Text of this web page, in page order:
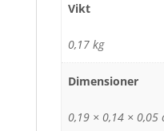
Vikt
0,17 kg
Dimensioner
0,19 × 0,14 × 0,05